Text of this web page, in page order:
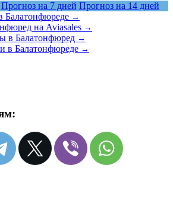
Прогноз на 7 дней Прогноз на 14 дней
Балатонфюреде →
на Aviasales →
в Балатонфюред →
в Балатонфюреде →